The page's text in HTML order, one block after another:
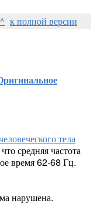
к полной версии
тела
средняя частота
время 62-68 Гц.
нарушена.